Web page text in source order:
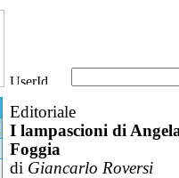
Editoriale
I lampascioni di
Foggia
di Giancarlo Roversi